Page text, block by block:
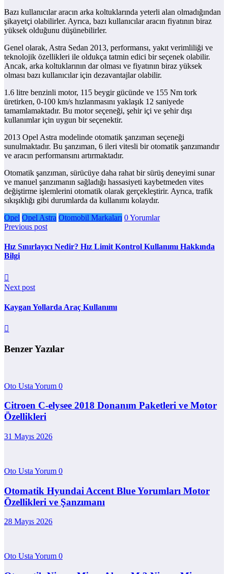
Bazı kullanıcılar aracın arka koltuklarında yeterli alan olmadığından
şikayetçi olabilirler. Ayrıca, bazı kullanıcılar aracın fiyatının biraz
yüksek olduğunu düşünebilirler.
Genel olarak, Astra Sedan 2013, performansı, yakıt verimliliği ve
teknolojik özellikleri ile oldukça tatmin edici bir seçenek olabilir.
Ancak, arka koltuklarının dar olması ve fiyatının biraz yüksek
olması bazı kullanıcılar için dezavantajlar olabilir.
1.6 litre benzinli motor, 115 beygir gücünde ve 155 Nm tork
üretirken, 0-100 km/s hızlanmasını yaklaşık 12 saniyede
tamamlamaktadır. Bu motor seçeneği, şehir içi ve şehir dışı
kullanımlar için uygun bir seçenektir.
2013 Opel Astra modelinde otomatik şanzıman seçeneği
sunulmaktadır. Bu şanzıman, 6 ileri vitesli bir otomatik şanzımandır
ve aracın performansını artırmaktadır.
Otomatik şanzıman, sürücüye daha rahat bir sürüş deneyimi sunar
ve manuel şanzımanın sağladığı hassasiyeti kaybetmeden vites
değiştirme işlemlerini otomatik olarak gerçekleştirir. Ayrıca, trafik
sıkışıklığı gibi durumlarda da kullanımı kolaydır.
Opel Opel Astra Otomobil Markaları 0 Yorumlar
Previous post
Hız Sınırlayıcı Nedir? Hız Limit Kontrol Kullanımı Hakkında
Bilgi
Next post
Kaygan Yollarda Araç Kullanımı
Benzer Yazılar
Oto Usta Yorum 0
Citroen C-elysee 2018 Donanım Paketleri ve Motor
Özellikleri
31 Mayıs 2026
Oto Usta Yorum 0
Otomatik Hyundai Accent Blue Yorumları Motor
Özellikleri ve Şanzımanı
28 Mayıs 2026
Oto Usta Yorum 0